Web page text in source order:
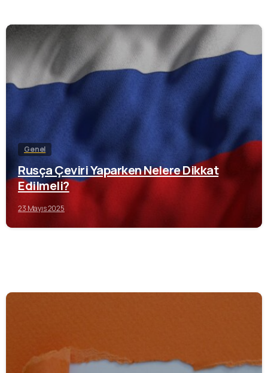
Genel
Rusça Çeviri Yaparken Nelere Dikkat
Edilmeli?
23 Mayıs 2025